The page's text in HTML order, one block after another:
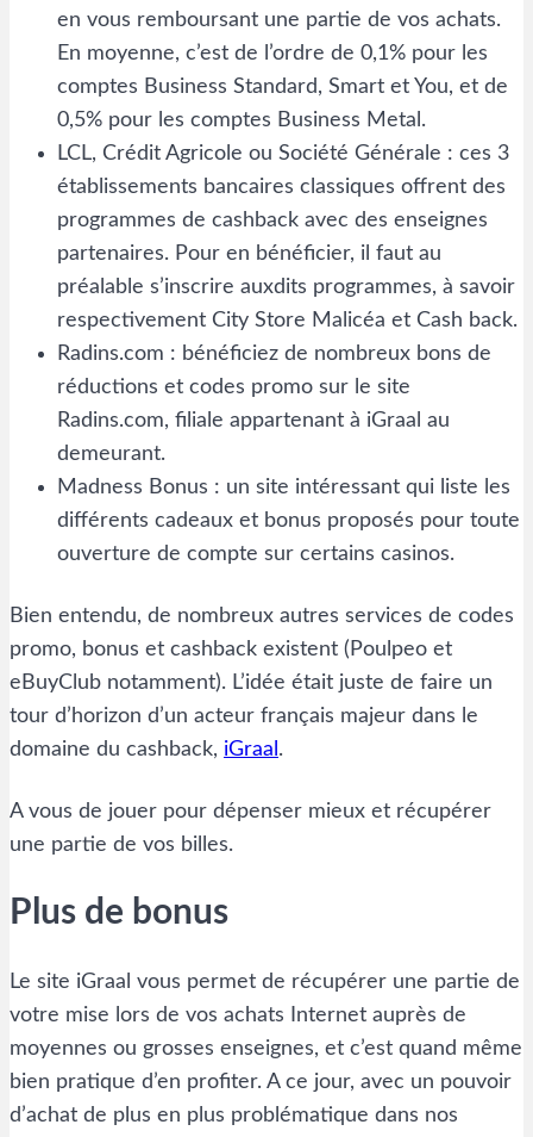
en vous remboursant une partie de vos achats.
En moyenne, c’est de l’ordre de 0,1% pour les
comptes Business Standard, Smart et You, et de
0,5% pour les comptes Business Metal.
LCL, Crédit Agricole ou Société Générale : ces 3
établissements bancaires classiques offrent des
programmes de cashback avec des enseignes
partenaires. Pour en bénéficier, il faut au
préalable s’inscrire auxdits programmes, à savoir
respectivement City Store Malicéa et Cash back.
Radins.com : bénéficiez de nombreux bons de
réductions et codes promo sur le site
Radins.com, filiale appartenant à iGraal au
demeurant.
Madness Bonus : un site intéressant qui liste les
différents cadeaux et bonus proposés pour toute
ouverture de compte sur certains casinos.
Bien entendu, de nombreux autres services de codes
promo, bonus et cashback existent (Poulpeo et
eBuyClub notamment). L’idée était juste de faire un
tour d’horizon d’un acteur français majeur dans le
domaine du cashback, iGraal .
A vous de jouer pour dépenser mieux et récupérer
une partie de vos billes.
Plus de bonus
Le site iGraal vous permet de récupérer une partie de
votre mise lors de vos achats Internet auprès de
moyennes ou grosses enseignes, et c’est quand même
bien pratique d’en profiter. A ce jour, avec un pouvoir
d’achat de plus en plus problématique dans nos